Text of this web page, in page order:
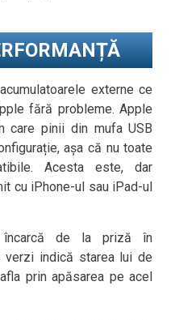
externe ce
fără probleme. Apple
care pinii din mufa USB
așa că nu toate
Acesta este, dar
cu iPhone-ul sau iPad-ul
încarcă de la priză în
verzi indică starea lui de
prin apăsarea pe acel